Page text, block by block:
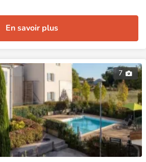
En savoir plus
7